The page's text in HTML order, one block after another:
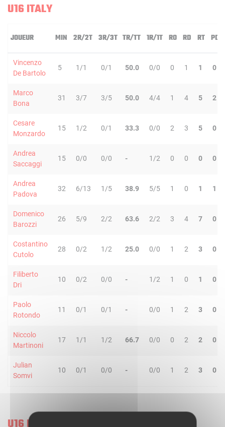
U16 ITALY
JOUEUR MIN 2R/2T 3R/3T TR/TT 1R/1T RO RD RT PD
Vincenzo
De Bartolo
5 1/1 0/1 50.0 0/0 0 1 1 0
Marco
Bona
31 3/7 3/5 50.0 4/4 1 4 5 2
Cesare
Monzardo
15 1/2 0/1 33.3 0/0 2 3 5 0
Andrea
Saccaggi
15 0/0 0/0 - 1/2 0 0 0 0
Andrea
Padova
32 6/13 1/5 38.9 5/5 1 0 1 1
Domenico
Barozzi
26 5/9 2/2 63.6 2/2 3 4 7 0
Costantino
Cutolo
28 0/2 1/2 25.0 0/0 1 2 3 0
Filiberto
Dri
10 0/2 0/0 - 1/2 1 0 1 0
Paolo
Rotondo
11 0/1 0/1 - 0/0 1 2 3 0
Niccolo
Martinoni
17 1/1 1/2 66.7 0/0 0 2 2 0
Julian
Somvi
10 0/1 0/0 - 0/0 1 2 3 0